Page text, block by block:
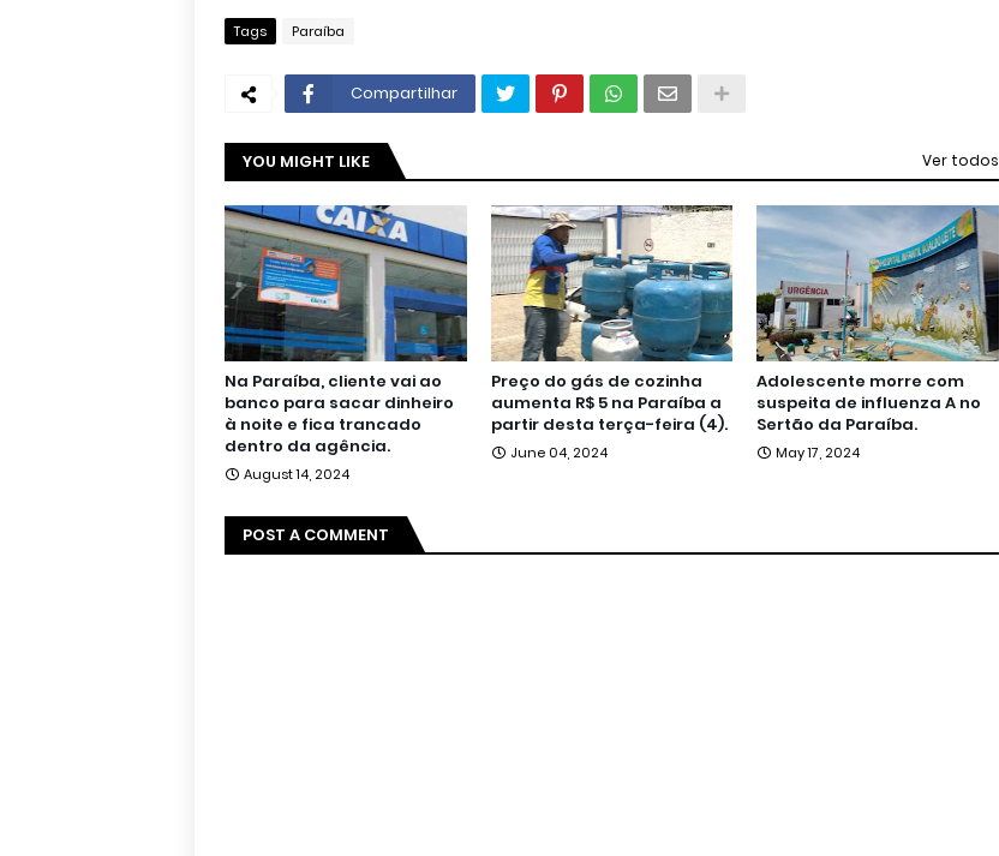
Tags Paraíba
Compartilhar
YOU MIGHT LIKE Ver todos
Na Paraíba, cliente vai ao
banco para sacar dinheiro
à noite e fica trancado
dentro da agência.
August 14, 2024
Preço do gás de cozinha
aumenta R$ 5 na Paraíba a
partir desta terça-feira (4).
June 04, 2024
Adolescente morre com
suspeita de influenza A no
Sertão da Paraíba.
May 17, 2024
POST A COMMENT